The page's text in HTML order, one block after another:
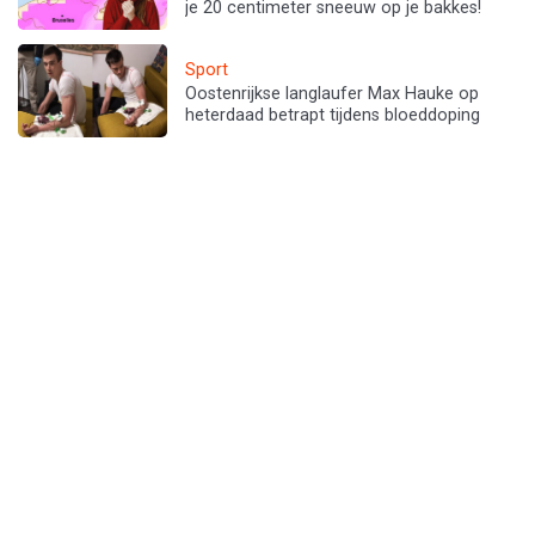
je 20 centimeter sneeuw op je bakkes!
Sport
Oostenrijkse langlaufer Max Hauke op
heterdaad betrapt tijdens bloeddoping